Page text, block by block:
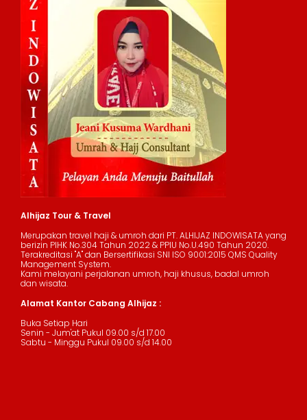
Alhijaz Tour & Travel
Merupakan travel haji & umroh dari PT. ALHIJAZ INDOWISATA yang
berizin PIHK No.304 Tahun 2022 & PPIU No.U.490 Tahun 2020.
Terakreditasi "A" dan Bersertifikasi SNI ISO 9001:2015 QMS Quality
Management System.
Kami melayani perjalanan umroh, haji khusus, badal umroh
dan wisata.
Alamat Kantor Cabang Alhijaz :
Buka Setiap Hari
Senin - Jum'at Pukul 09.00 s/d 17.00
Sabtu - Minggu Pukul 09.00 s/d 14.00